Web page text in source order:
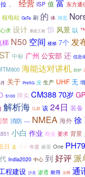
。 经营 ISP 值 富 东方通
核电站 GoTa 刷 的 体 河北
心求 设计 系统工程 惊 风景 以
梯 N50 空间 楼梯 7个 发
中标 广州 公安部 还 信息
海能达对讲机 防护
关于 Pre5G 没 生产 UHF 无 增
5100 降实 CM38870岁
解析海 GJB 该 24日 装备
禁 消防 ---- NMEA 海外 徐
小白 作业 商业 要求 背景
日 走 年度 麻栗 One
India2020 中心 到 好评派
程建设 沙龙 渗透 耐用 法网 通